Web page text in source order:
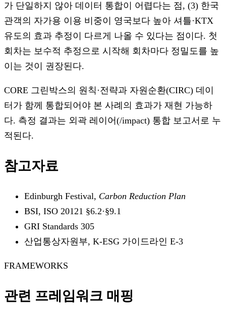
가 단일하지 않아 데이터 통합이 어렵다는 점, (3) 한국
관객의 자가용 이용 비중이 영국보다 높아 셔틀·KTX
유도의 효과 추정이 다르게 나올 수 있다는 점이다. 첫
회차는 보수적 추정으로 시작해 회차마다 정밀도를 높
이는 것이 권장된다.
CORE 그린박스의 원칙·전략과 자원순환(CIRC) 데이
터가 함께 통합되어야 본 사례의 효과가 재현 가능하
다. 측정 결과는 외곽 레이어(/impact) 통합 보고서로 누
적된다.
참고자료
Edinburgh Festival, Carbon Reduction Plan
BSI, ISO 20121 §6.2·§9.1
GRI Standards 305
산업통상자원부, K-ESG 가이드라인 E-3
FRAMEWORKS
관련 프레임워크 매핑